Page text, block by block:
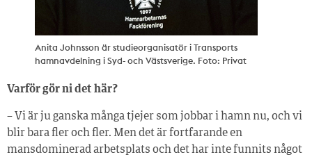
Anita Johnsson är studieorganisatör i Transports
hamnavdelning i Syd- och Västsverige. Foto: Privat
Varför gör ni det här?
– Vi är ju ganska många tjejer som jobbar i hamn nu, och vi
blir bara fler och fler. Men det är fortfarande en
mansdominerad arbetsplats och det har inte funnits något